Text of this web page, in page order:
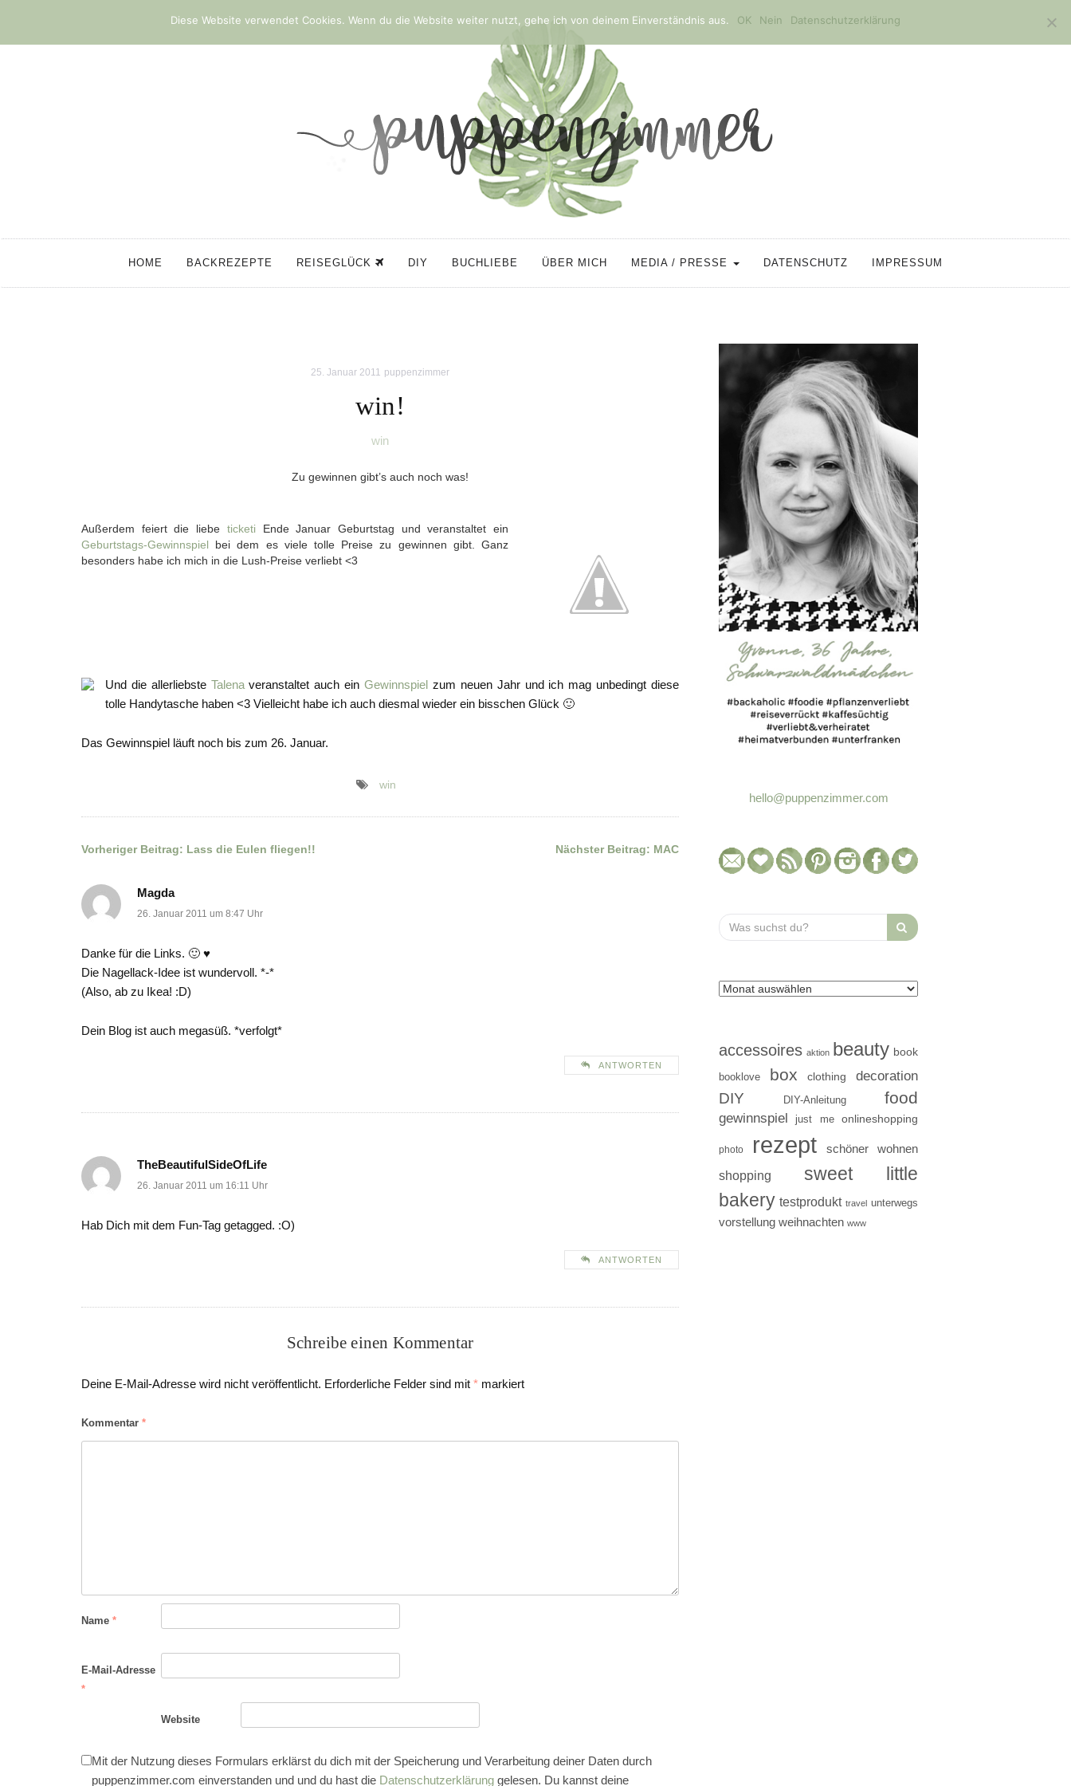
HOME BACKREZEPTE REISEGLÜCK DIY BUCHLIEBE ÜBER MICH MEDIA / PRESSE DATENSCHUTZ IMPRESSUM
25. Januar 2011 puppenzimmer
win!
win
Zu gewinnen gibt’s auch noch was!
Außerdem feiert die liebe ticketi Ende Januar Geburtstag und veranstaltet ein
Geburtstags-Gewinnspiel bei dem es viele tolle Preise zu gewinnen gibt. Ganz
besonders habe ich mich in die Lush-Preise verliebt <3
Und die allerliebste Talenaveranstaltet auch einGewinnspiel zum neuen Jahr und ich mag unbedingt diese
tolle Handytasche haben <3 Vielleicht habe ich auch diesmal wieder ein bisschen Glück 🙂
Das Gewinnspiel läuft noch bis zum 26. Januar.
win
Beitragsnavigation
Vorheriger Beitrag: Lass die Eulen fliegen!! Nächster Beitrag: MAC
Magda
26. Januar 2011 um 8:47 Uhr
Danke für die Links. 🙂 ♥
Die Nagellack-Idee ist wundervoll. *-*
(Also, ab zu Ikea! :D)
Dein Blog ist auch megasüß. *verfolgt*
ANTWORTEN
TheBeautifulSideOfLife
26. Januar 2011 um 16:11 Uhr
Hab Dich mit dem Fun-Tag getagged. :O)
ANTWORTEN
Schreibe einen Kommentar
Deine E-Mail-Adresse wird nicht veröffentlicht. Erforderliche Felder sind mit * markiert
Kommentar *
Name *
E-Mail-Adresse
*
Website
Mit der Nutzung dieses Formulars erklärst du dich mit der Speicherung und Verarbeitung deiner Daten durch
puppenzimmer.com einverstanden und und du hast die Datenschutzerklärung gelesen. Du kannst deine
hello@puppenzimmer.com
Search
for:
accessoires aktion beauty book
booklove box clothing decoration
DIY DIY-Anleitung food
gewinnspiel just me onlineshopping
photo rezept schöner wohnen
shopping
sweet little
bakery testprodukt travel unterwegs
vorstellung weihnachten www
Diese Website verwendet Cookies. Wenn du die Website weiter nutzt, gehe ich von deinem Einverständnis aus. OK Nein Datenschutzerklärung